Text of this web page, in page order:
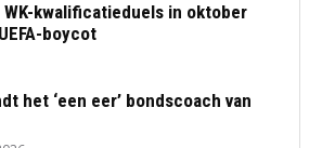
kwalificatieduels in oktober
boycot
het ‘een eer’ bondscoach van